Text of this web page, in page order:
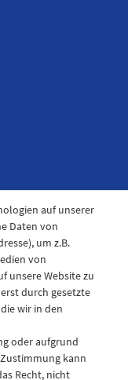
auf unserer
Daten von
um z.B.
von
unsere Website zu
durch gesetzte
wir in den
oder aufgrund
kann
Recht, nicht